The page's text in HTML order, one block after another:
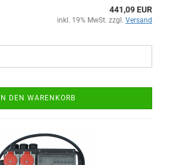
441,09 EUR
inkl. 19% MwSt. zzgl. Versand
IN DEN WARENKORB